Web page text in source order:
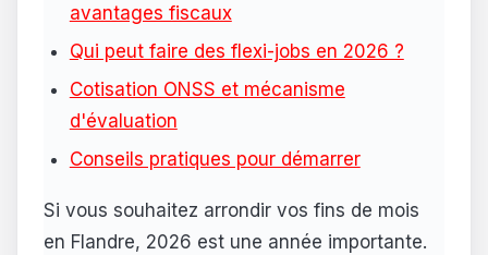
avantages fiscaux
Qui peut faire des flexi-jobs en 2026 ?
Cotisation ONSS et mécanisme
d'évaluation
Conseils pratiques pour démarrer
Si vous souhaitez arrondir vos fins de mois
en Flandre, 2026 est une année importante.